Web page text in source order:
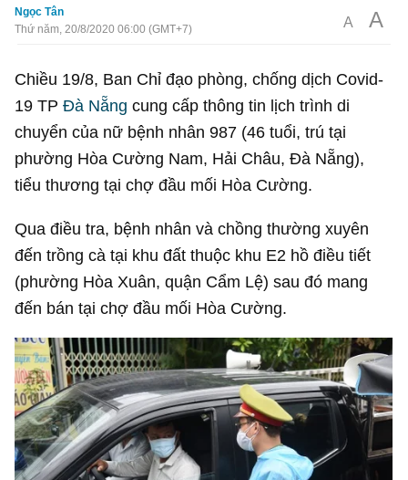
Ngọc Tân
Thứ năm, 20/8/2020 06:00 (GMT+7)
A A
Chiều 19/8, Ban Chỉ đạo phòng, chống dịch Covid-
19 TPĐà Nẵng cung cấp thông tin lịch trình di
chuyển của nữ bệnh nhân 987 (46 tuổi, trú tại
phường Hòa Cường Nam, Hải Châu, Đà Nẵng),
tiểu thương tại chợ đầu mối Hòa Cường.
Qua điều tra, bệnh nhân và chồng thường xuyên
đến trồng cà tại khu đất thuộc khu E2 hồ điều tiết
(phường Hòa Xuân, quận Cẩm Lệ) sau đó mang
đến bán tại chợ đầu mối Hòa Cường.